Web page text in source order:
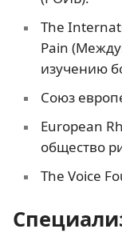
The
Pain
изучению
Союз
European
общество
The Voice